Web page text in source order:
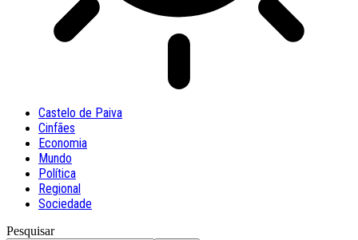
Castelo de Paiva
Cinfães
Economia
Mundo
Política
Regional
Sociedade
Pesquisar